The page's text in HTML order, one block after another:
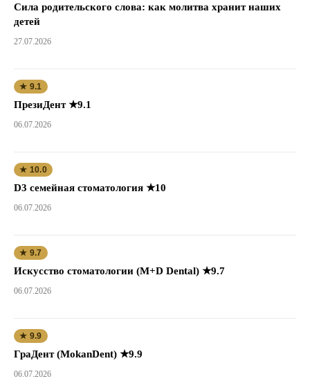
Сила родительского слова: как молитва хранит наших
детей
27.07.2026
★ 9.1
ПрезиДент ★9.1
06.07.2026
★ 10.0
D3 семейная стоматология ★10
06.07.2026
★ 9.7
Искусство стоматологии (M+D Dental) ★9.7
06.07.2026
★ 9.9
ГраДент (MokanDent) ★9.9
06.07.2026